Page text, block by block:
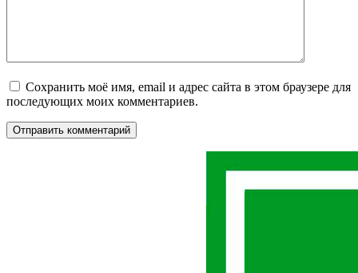
Сохранить моё имя, email и адрес сайта в этом браузере для
последующих моих комментариев.